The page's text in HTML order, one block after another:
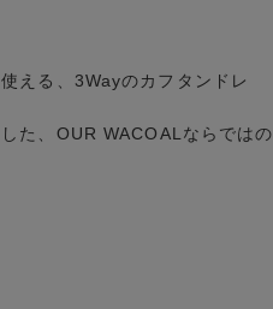
える、3Wayのカフタンドレ
た、OUR WACOALならではの